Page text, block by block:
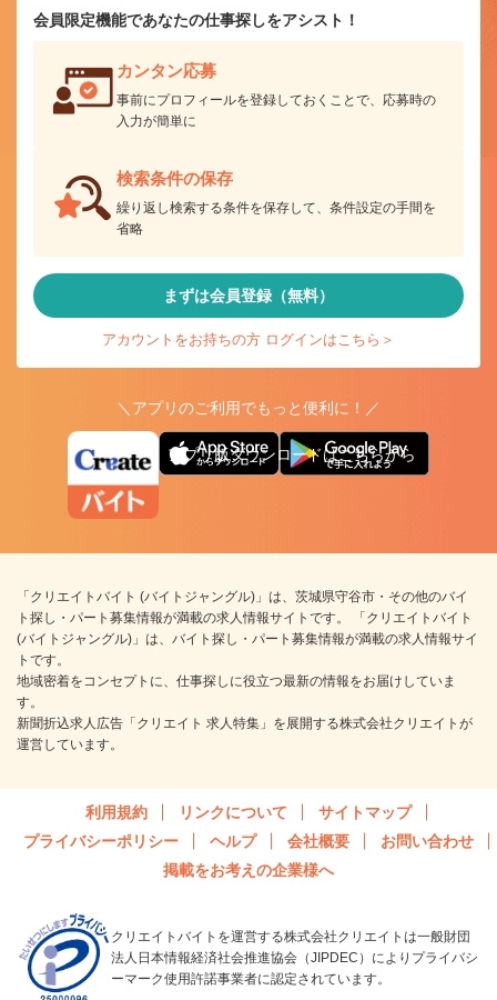
会員限定機能であなたの仕事探しをアシスト！
カンタン応募
事前にプロフィールを登録しておくことで、応募時の
入力が簡単に
検索条件の保存
繰り返し検索する条件を保存して、条件設定の手間を
省略
まずは会員登録（無料）
アカウントをお持ちの方 ログインはこちら＞
＼アプリのご利用でもっと便利に！／
アプリ版ダウンロードはこちらから
「クリエイトバイト (バイトジャングル)」は、茨城県守谷市・その他のバイ
ト探し・パート募集情報が満載の求人情報サイトです。 「クリエイトバイト
(バイトジャングル)」は、バイト探し・パート募集情報が満載の求人情報サイ
トです。
地域密着をコンセプトに、仕事探しに役立つ最新の情報をお届けしていま
す。
新聞折込求人広告「クリエイト 求人特集」を展開する株式会社クリエイトが
運営しています。
利用規約 リンクについて
サイトマップ
プライバシーポリシー
ヘルプ 会社概要
お問い合わせ
掲載をお考えの企業様へ
クリエイトバイトを運営する株式会社クリエイトは一般財団
法人日本情報経済社会推進協会（JIPDEC）によりプライバシ
ーマーク使用許諾事業者に認定されています。